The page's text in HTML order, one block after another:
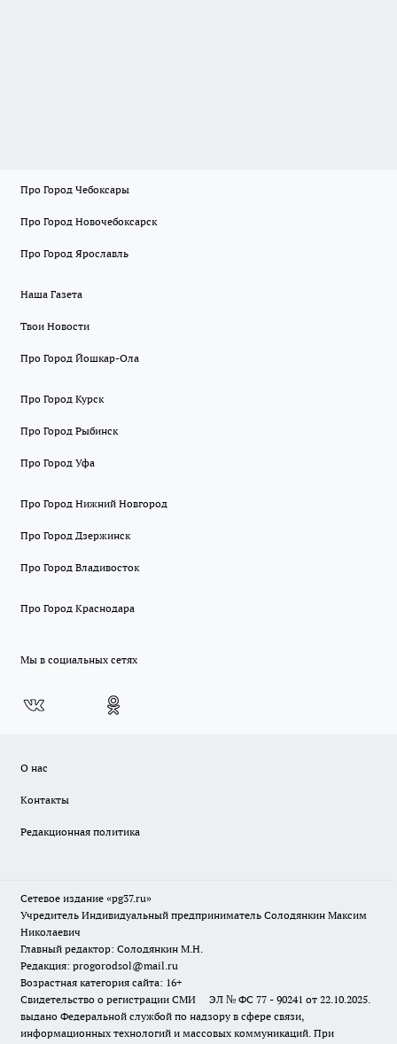
Про Город Чебоксары
Про Город Новочебоксарск
Про Город Ярославль
Наша Газета
Твои Новости
Про Город Йошкар-Ола
Про Город Курск
Про Город Рыбинск
Про Город Уфа
Про Город Нижний Новгород
Про Город Дзержинск
Про Город Владивосток
Про Город Краснодара
Мы в социальных сетях
О нас
Контакты
Редакционная политика
Сетевое издание «pg37.ru»
Учредитель Индивидуальный предприниматель Солодянкин Максим
Николаевич
Главный редактор: Солодянкин М.Н.
Редакция: progorodsol@mail.ru
Возрастная категория сайта: 16+
Свидетельство о регистрации СМИ ЭЛ № ФС 77 - 90241 от 22.10.2025.
выдано Федеральной службой по надзору в сфере связи,
информационных технологий и массовых коммуникаций. При